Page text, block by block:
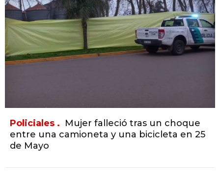
Policiales . Mujer falleció tras un choque
entre una camioneta y una bicicleta en 25
de Mayo